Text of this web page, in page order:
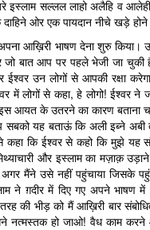
इस्लाम सल्लल लाहो अलैहि व
ओर एक पायदान नीचे खड़े
आख़िरी भाषण देना शुरु किया।
बात आप पर पहले भेजी जा
और ईश्वर उन लोगों से आपकी रक्षा
में लोगों से कहा, हे लोगो! ईश्वर
आयत के उतरने का कारण बताना
यह बताऊं कि अली इब्ने अबी
से कहा कि ईश्वर से कहो कि मुझे यह
और इस्लाम का मज़ाक़ उड़ाने
मैंने उसे नहीं पहुंचाया जिसके
ने ग़दीर में दिए गए अपने भाषण
की भीड़ को मैं आख़िरी बार
हो जाओ! वैध काम करने